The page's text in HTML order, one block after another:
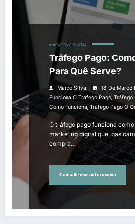
MARKETING DIGITAL
Tráfego Pago:
Para Quê Serve?
Marco Silva 18 De Março
Funciona O Tráfego Pago, Tráfego
Como Funciona, Tráfego Pago O
O tráfego pago funciona
marketing digital que,
compra…
Consulte mais informação